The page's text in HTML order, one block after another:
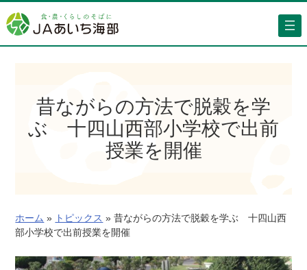
容
を
昔ながらの方法で脱穀を学
ぶ 十四山西部小学校で出前
授業を開催
ホーム » トピックス » 昔ながらの方法で脱穀を学ぶ 十四山西
部小学校で出前授業を開催